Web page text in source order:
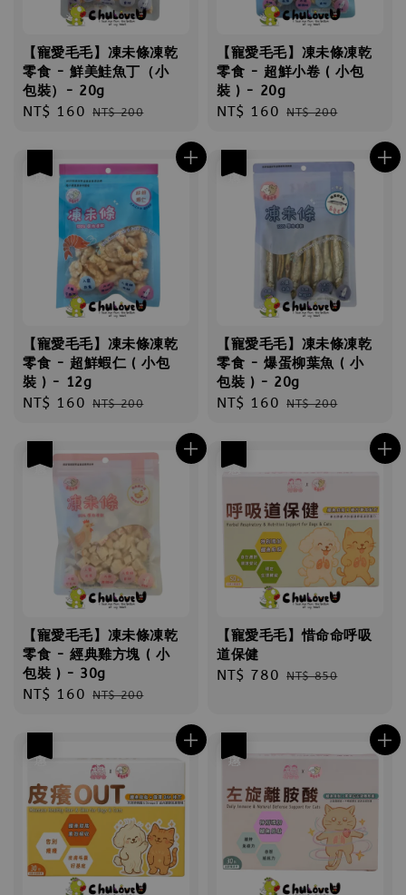
【寵愛毛毛】凍未條凍乾
零食 - 鮮美鮭魚丁（小
包裝）- 20g
Sale
NT$ 160 Regular
NT$ 200
【寵愛毛毛】凍未條凍乾
零食 - 超鮮小卷 ( 小包
裝 ) - 20g
Sale
NT$ 160 Regular
NT$ 200
【寵愛毛毛】凍未條凍乾
零食 - 超鮮蝦仁 ( 小包
裝 ) - 12g
Sale
NT$ 160 Regular
NT$ 200
【寵愛毛毛】凍未條凍乾
零食 - 爆蛋柳葉魚 ( 小
包裝 ) - 20g
Sale
NT$ 160 Regular
NT$ 200
【寵愛毛毛】凍未條凍乾
零食 - 經典雞方塊 ( 小
包裝 ) - 30g
Sale
NT$ 160 Regular
NT$ 200
【寵愛毛毛】惜命命呼吸
道保健
Sale
NT$ 780 Regular
NT$ 850